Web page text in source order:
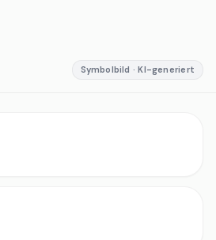
Symbolbild · KI-generiert